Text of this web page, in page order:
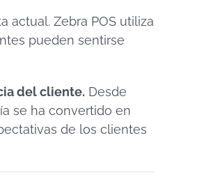
actual. Zebra POS utiliza
pueden sentirse
del cliente. Desde
se ha convertido en
de los clientes